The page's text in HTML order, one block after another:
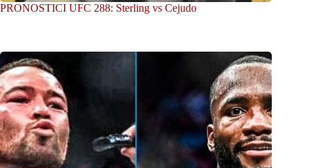
PRONOSTICI UFC 288: Sterling vs Cejudo